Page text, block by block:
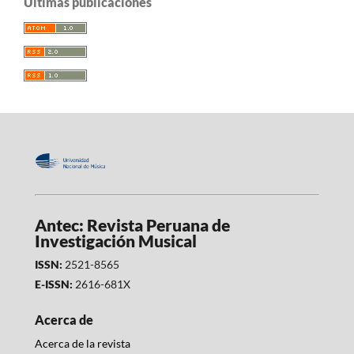
Antec: Revista Peruana de
Investigación Musical
ISSN: 2521-8565
E-ISSN: 2616-681X
Acerca de
Acerca de la revista